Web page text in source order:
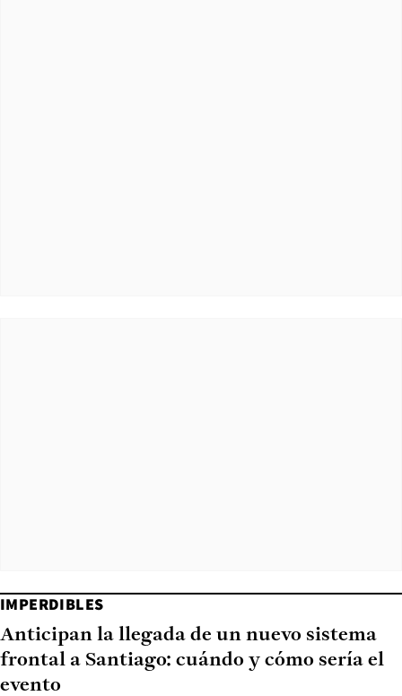
IMPERDIBLES
Anticipan la llegada de un nuevo sistema
frontal a Santiago: cuándo y cómo sería el
evento